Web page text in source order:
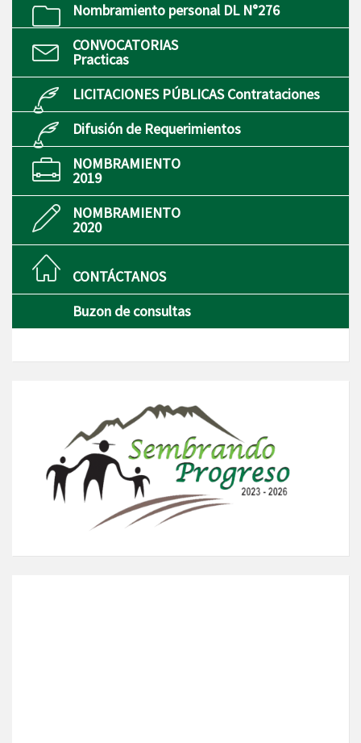
Nombramiento personal DL N°276
CONVOCATORIAS
Practicas
LICITACIONES PÚBLICAS Contrataciones
Difusión de Requerimientos
NOMBRAMIENTO
2019
NOMBRAMIENTO
2020
CONTÁCTANOS
Buzon de consultas